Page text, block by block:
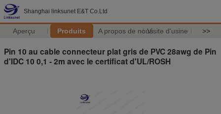
Shanghai linksunet E&T Co.Ltd
Aperçu Produits A propos de nousVisite d'usine >>
Pin 10 au cable connecteur plat gris de PVC 28awg de Pin
d'IDC 10 0,1 - 2m avec le certificat d'UL/ROSH